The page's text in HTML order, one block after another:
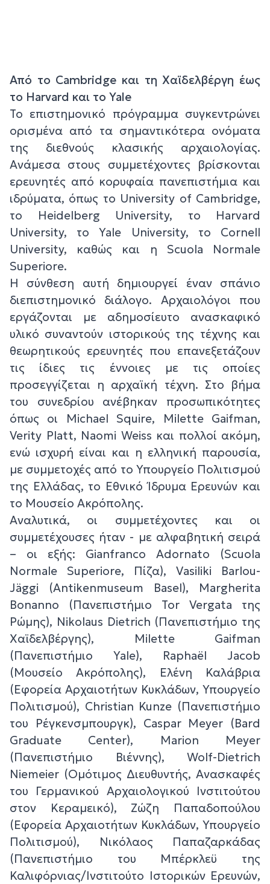
Από το Cambridge και τη Χαϊδελβέργη έως
το Harvard και το Yale
Το επιστημονικό πρόγραμμα συγκεντρώνει
ορισμένα από τα σημαντικότερα ονόματα
της διεθνούς κλασικής αρχαιολογίας.
Ανάμεσα στους συμμετέχοντες βρίσκονται
ερευνητές από κορυφαία πανεπιστήμια και
ιδρύματα, όπως το University of Cambridge,
το Heidelberg University, το Harvard
University, το Yale University, το Cornell
University, καθώς και η Scuola Normale
Superiore.
Η σύνθεση αυτή δημιουργεί έναν σπάνιο
διεπιστημονικό διάλογο. Αρχαιολόγοι που
εργάζονται με αδημοσίευτο ανασκαφικό
υλικό συναντούν ιστορικούς της τέχνης και
θεωρητικούς ερευνητές που επανεξετάζουν
τις ίδιες τις έννοιες με τις οποίες
προσεγγίζεται η αρχαϊκή τέχνη. Στο βήμα
του συνεδρίου ανέβηκαν προσωπικότητες
όπως οι Michael Squire, Milette Gaifman,
Verity Platt, Naomi Weiss και πολλοί ακόμη,
ενώ ισχυρή είναι και η ελληνική παρουσία,
με συμμετοχές από το Υπουργείο Πολιτισμού
της Ελλάδας, το Εθνικό Ίδρυμα Ερευνών και
το Μουσείο Ακρόπολης.
Αναλυτικά, οι συμμετέχοντες και οι
συμμετέχουσες ήταν - με αλφαβητική σειρά
– οι εξής: Gianfranco Adornato (Scuola
Normale Superiore, Πίζα), Vasiliki Barlou-
Jäggi (Antikenmuseum Basel), Margherita
Bonanno (Πανεπιστήμιο Tor Vergata της
Ρώμης), Nikolaus Dietrich (Πανεπιστήμιο της
Χαϊδελβέργης), Milette Gaifman
(Πανεπιστήμιο Yale), Raphaël Jacob
(Μουσείο Ακρόπολης), Ελένη Καλάβρια
(Εφορεία Αρχαιοτήτων Κυκλάδων, Υπουργείο
Πολιτισμού), Christian Kunze (Πανεπιστήμιο
του Ρέγκενσμπουργκ), Caspar Meyer (Bard
Graduate Center), Marion Meyer
(Πανεπιστήμιο Βιέννης), Wolf-Dietrich
Niemeier (Ομότιμος Διευθυντής, Ανασκαφές
του Γερμανικού Αρχαιολογικού Ινστιτούτου
στον Κεραμεικό), Ζώζη Παπαδοπούλου
(Εφορεία Αρχαιοτήτων Κυκλάδων, Υπουργείο
Πολιτισμού), Νικόλαος Παπαζαρκάδας
(Πανεπιστήμιο του Μπέρκλεϋ της
Καλιφόρνιας/Ινστιτούτο Ιστορικών Ερευνών,